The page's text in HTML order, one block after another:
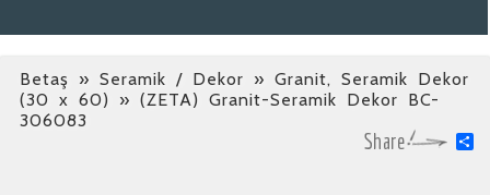
Betaş » Seramik / Dekor » Granit, Seramik Dekor
(30 x 60)
» (ZETA) Granit-Seramik Dekor BC-
306083